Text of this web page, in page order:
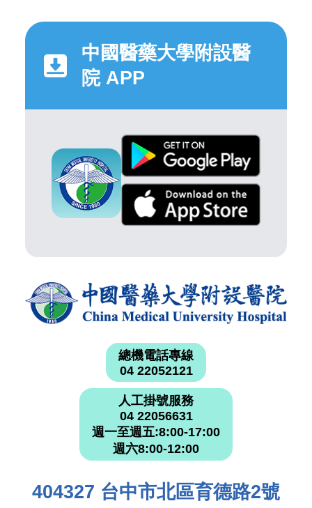
中國醫藥大學附設醫
院 APP
總機電話專線
04 22052121
人工掛號服務
04 22056631
週一至週五:8:00-17:00
週六8:00-12:00
404327 台中市北區育德路2號